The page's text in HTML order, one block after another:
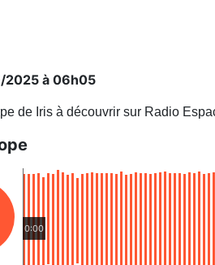
2025 à 06h05
de Iris à découvrir sur Radio
0:00